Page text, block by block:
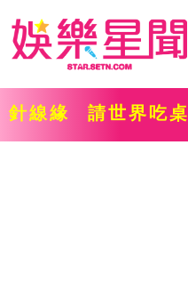
針線緣 請世界吃桌